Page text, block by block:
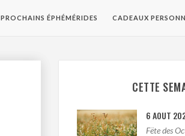
PROCHAINS ÉPHÉMÉRIDES CADEAUX
CETTE
6 AOUT
Fëte des